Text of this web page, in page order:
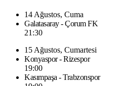
14 Ağustos, Cuma
Galatasaray - Çorum FK
21:30
15 Ağustos, Cumartesi
Konyaspor - Rizespor
19:00
Kasımpaşa - Trabzonspor